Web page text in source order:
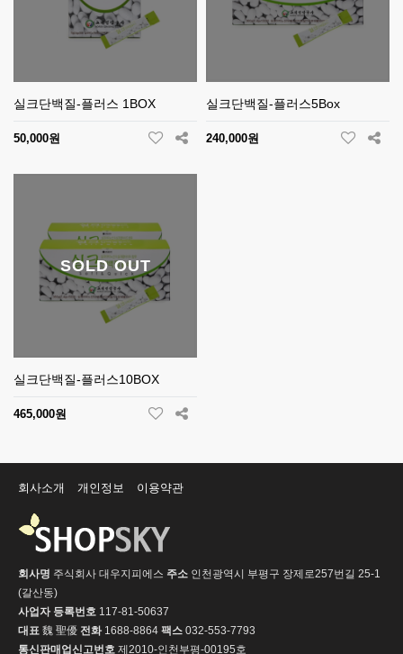
실크단백질-플러스 1BOX
50,000원
실크단백질-플러스5Box
240,000원
SOLD OUT
실크단백질-플러스10BOX
465,000원
회사소개 개인정보 이용약관
회사명 주식회사 대우지피에스 주소 인천광역시 부평구 장제로257번길 25-1
(갈산동)
사업자 등록번호 117-81-50637
대표 魏 聖優 전화1688-8864 팩스 032-553-7793
통신판매업신고번호 제2010-인천부평-00195호